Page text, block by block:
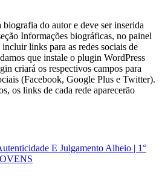
biografia do autor e deve ser inserida
Informações biográficas, no painel
links para as redes sociais de
que instale o plugin WordPress
criará os respectivos campos para
(Facebook, Google Plus e Twitter).
os links de cada rede aparecerão